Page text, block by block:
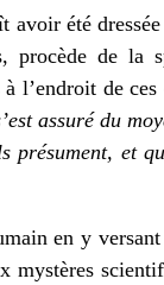
été
procède de
l’endroit de
assuré du
présument, et
en y
mystères